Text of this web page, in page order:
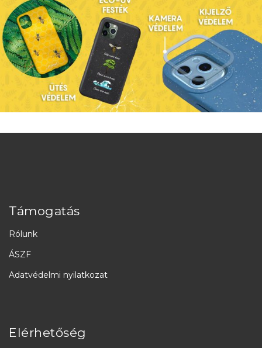
Támogatás
Rólunk
ÁSZF
Adatvédelmi nyilatkozat
Elérhetőség